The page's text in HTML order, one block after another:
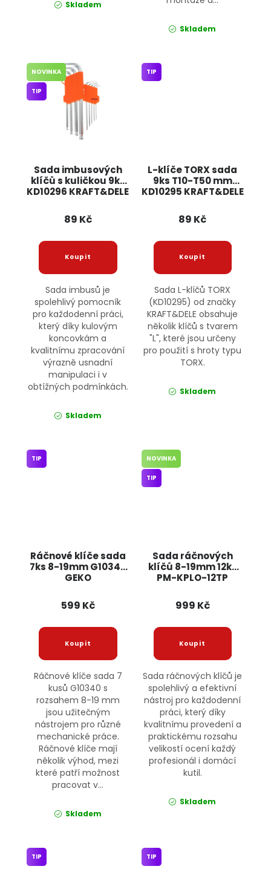
Skladem
Skladem
Sada imbusových
klíčů s kuličkou 9ks
KD10296 KRAFT&DELE
NOVINKA
TIP
89 Kč
Sada imbusů je
spolehlivý pomocník
pro každodenní práci,
který díky kulovým
koncovkám a
kvalitnímu zpracování
výrazně usnadní
manipulaci i v
obtížných podmínkách.
Skladem
L-klíče TORX sada
9ks T10-T50 mm
KD10295 KRAFT&DELE
TIP
89 Kč
Sada L-klíčů TORX
(KD10295) od značky
KRAFT&DELE obsahuje
několik klíčů s tvarem
"L", které jsou určeny
pro použití s hroty typu
TORX.
Skladem
Ráčnové klíče sada
7ks 8-19mm G10340
GEKO
TIP
599 Kč
Ráčnové klíče sada 7
kusů G10340 s
rozsahem 8-19 mm
jsou užitečným
nástrojem pro různé
mechanické práce.
Ráčnové klíče mají
několik výhod, mezi
které patří možnost
pracovat v...
Skladem
Sada ráčnových
klíčů 8-19mm 12ks
PM-KPLO-12TP
NOVINKA
TIP
999 Kč
Sada ráčnových klíčů je
spolehlivý a efektivní
nástroj pro každodenní
práci, který díky
kvalitnímu provedení a
praktickému rozsahu
velikostí ocení každý
profesionál i domácí
kutil.
Skladem
TIP TIP